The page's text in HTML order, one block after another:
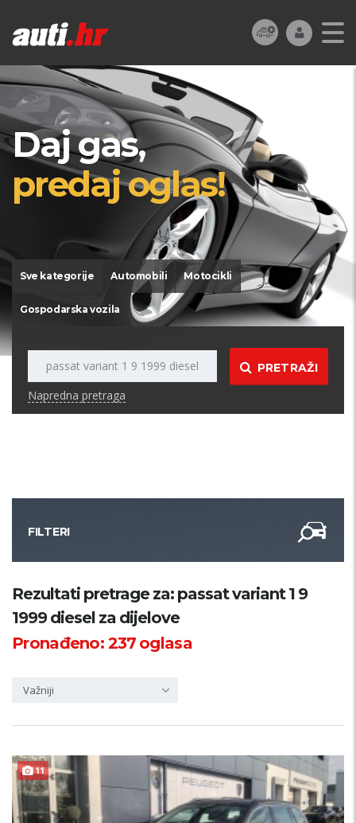
Daj gas,
predaj oglas!
Sve kategorije Automobili Motocikli
Gospodarska vozila
PRETRAŽI
Napredna pretraga
FILTERI
Kategorija
Županija
Rezultati pretrage za: passat variant 1 9
1999 diesel za dijelove
Pronađeno:237oglasa
Važniji
11